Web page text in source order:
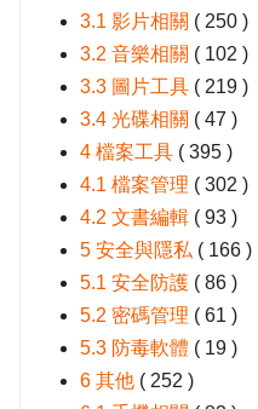
3.1 影片相關 ( 250 )
3.2 音樂相關 ( 102 )
3.3 圖片工具 ( 219 )
3.4 光碟相關 ( 47 )
4 檔案工具 ( 395 )
4.1 檔案管理 ( 302 )
4.2 文書編輯 ( 93 )
5 安全與隱私 ( 166 )
5.1 安全防護 ( 86 )
5.2 密碼管理 ( 61 )
5.3 防毒軟體 ( 19 )
6 其他 ( 252 )